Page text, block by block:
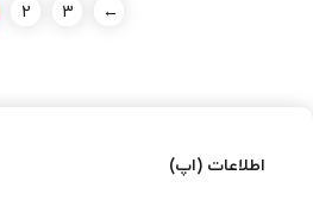
2 3 ←
اطلاعات (اپ)